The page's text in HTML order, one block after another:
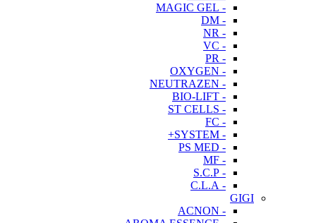
- MAGIC GEL
- DM
- NR
- VC
- PR
- OXYGEN
- NEUTRAZEN
- BIO-LIFT
- ST CELLS
- FC
- SYSTEM+
- PS MED
- MF
- S.C.P
- C.L.A
GIGI
- ACNON